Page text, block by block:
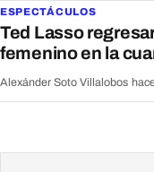
ESPECTÁCULOS
Ted Lasso
femenino en la
Alexánder Soto Villalobos